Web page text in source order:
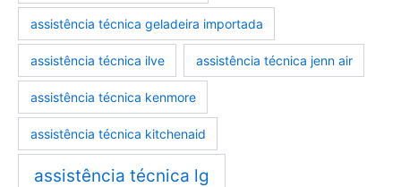
assistência técnica geladeira importada
assistência técnica ilve assistência técnica jenn air
assistência técnica kenmore
assistência técnica kitchenaid
assistência técnica lg